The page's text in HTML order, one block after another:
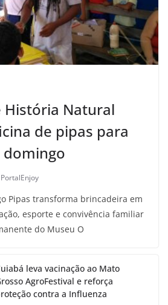
História Natural
de pipas para
domingo
PortalEnjoy
Pipas transforma brincadeira em
esporte e convivência familiar
do Museu O
leva vacinação ao Mato
AgroFestival e reforça
contra a Influenza